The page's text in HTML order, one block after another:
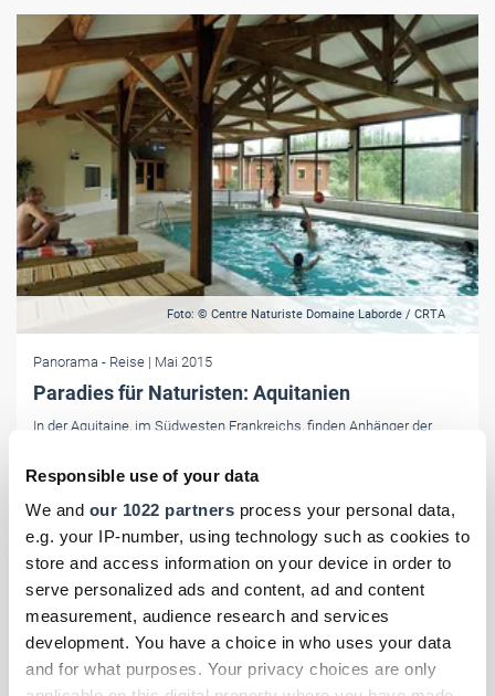
Responsible use of your data
We and our 1022 partners process your personal data,
e.g. your IP-number, using technology such as cookies to
store and access information on your device in order to
serve personalized ads and content, ad and content
measurement, audience research and services
development. You have a choice in who uses your data
and for what purposes. Your privacy choices are only
Foto: © Centre Naturiste Domaine Laborde / CRTA
Panorama - Reise | Mai 2015
Paradies für Naturisten: Aquitanien
In der Aquitaine, im Südwesten Frankreichs, finden Anhänger der
sowie Unterkünfte, die ganz auf ihre Bedürfnisse zugeschnitten sind.